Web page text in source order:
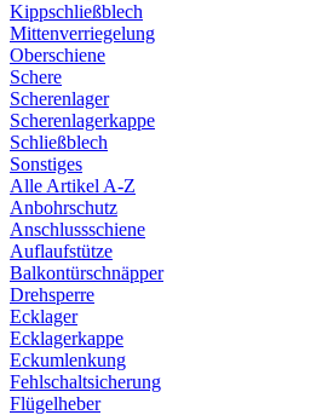
Kippschließblech
Mittenverriegelung
Oberschiene
Schere
Scherenlager
Scherenlagerkappe
Schließblech
Sonstiges
Alle Artikel A-Z
Anbohrschutz
Anschlussschiene
Auflaufstütze
Balkontürschnäpper
Drehsperre
Ecklager
Ecklagerkappe
Eckumlenkung
Fehlschaltsicherung
Flügelheber